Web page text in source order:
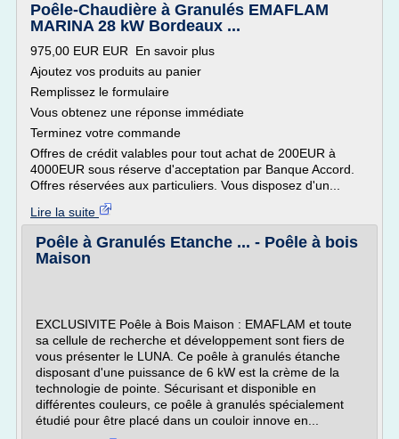
Poêle-Chaudière à Granulés EMAFLAM
MARINA 28 kW Bordeaux ...
975,00 EUR EUR En savoir plus
Ajoutez vos produits au panier
Remplissez le formulaire
Vous obtenez une réponse immédiate
Terminez votre commande
Offres de crédit valables pour tout achat de 200EUR à
4000EUR sous réserve d'acceptation par Banque Accord.
Offres réservées aux particuliers. Vous disposez d'un...
Lire la suite
Poêle à Granulés Etanche ... - Poêle à bois
Maison
EXCLUSIVITE Poêle à Bois Maison : EMAFLAM et toute
sa cellule de recherche et développement sont fiers de
vous présenter le LUNA. Ce poêle à granulés étanche
disposant d'une puissance de 6 kW est la crème de la
technologie de pointe. Sécurisant et disponible en
différentes couleurs, ce poêle à granulés spécialement
étudié pour être placé dans un couloir innove en...